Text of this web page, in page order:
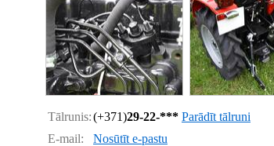
Tālrunis:(+371)29-22-*** Parādīt tālruni
E-mail:
Nosūtīt e-pastu